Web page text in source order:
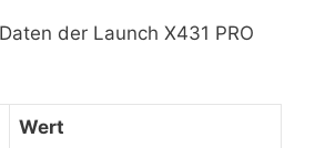
der Launch X431 PRO
Wert